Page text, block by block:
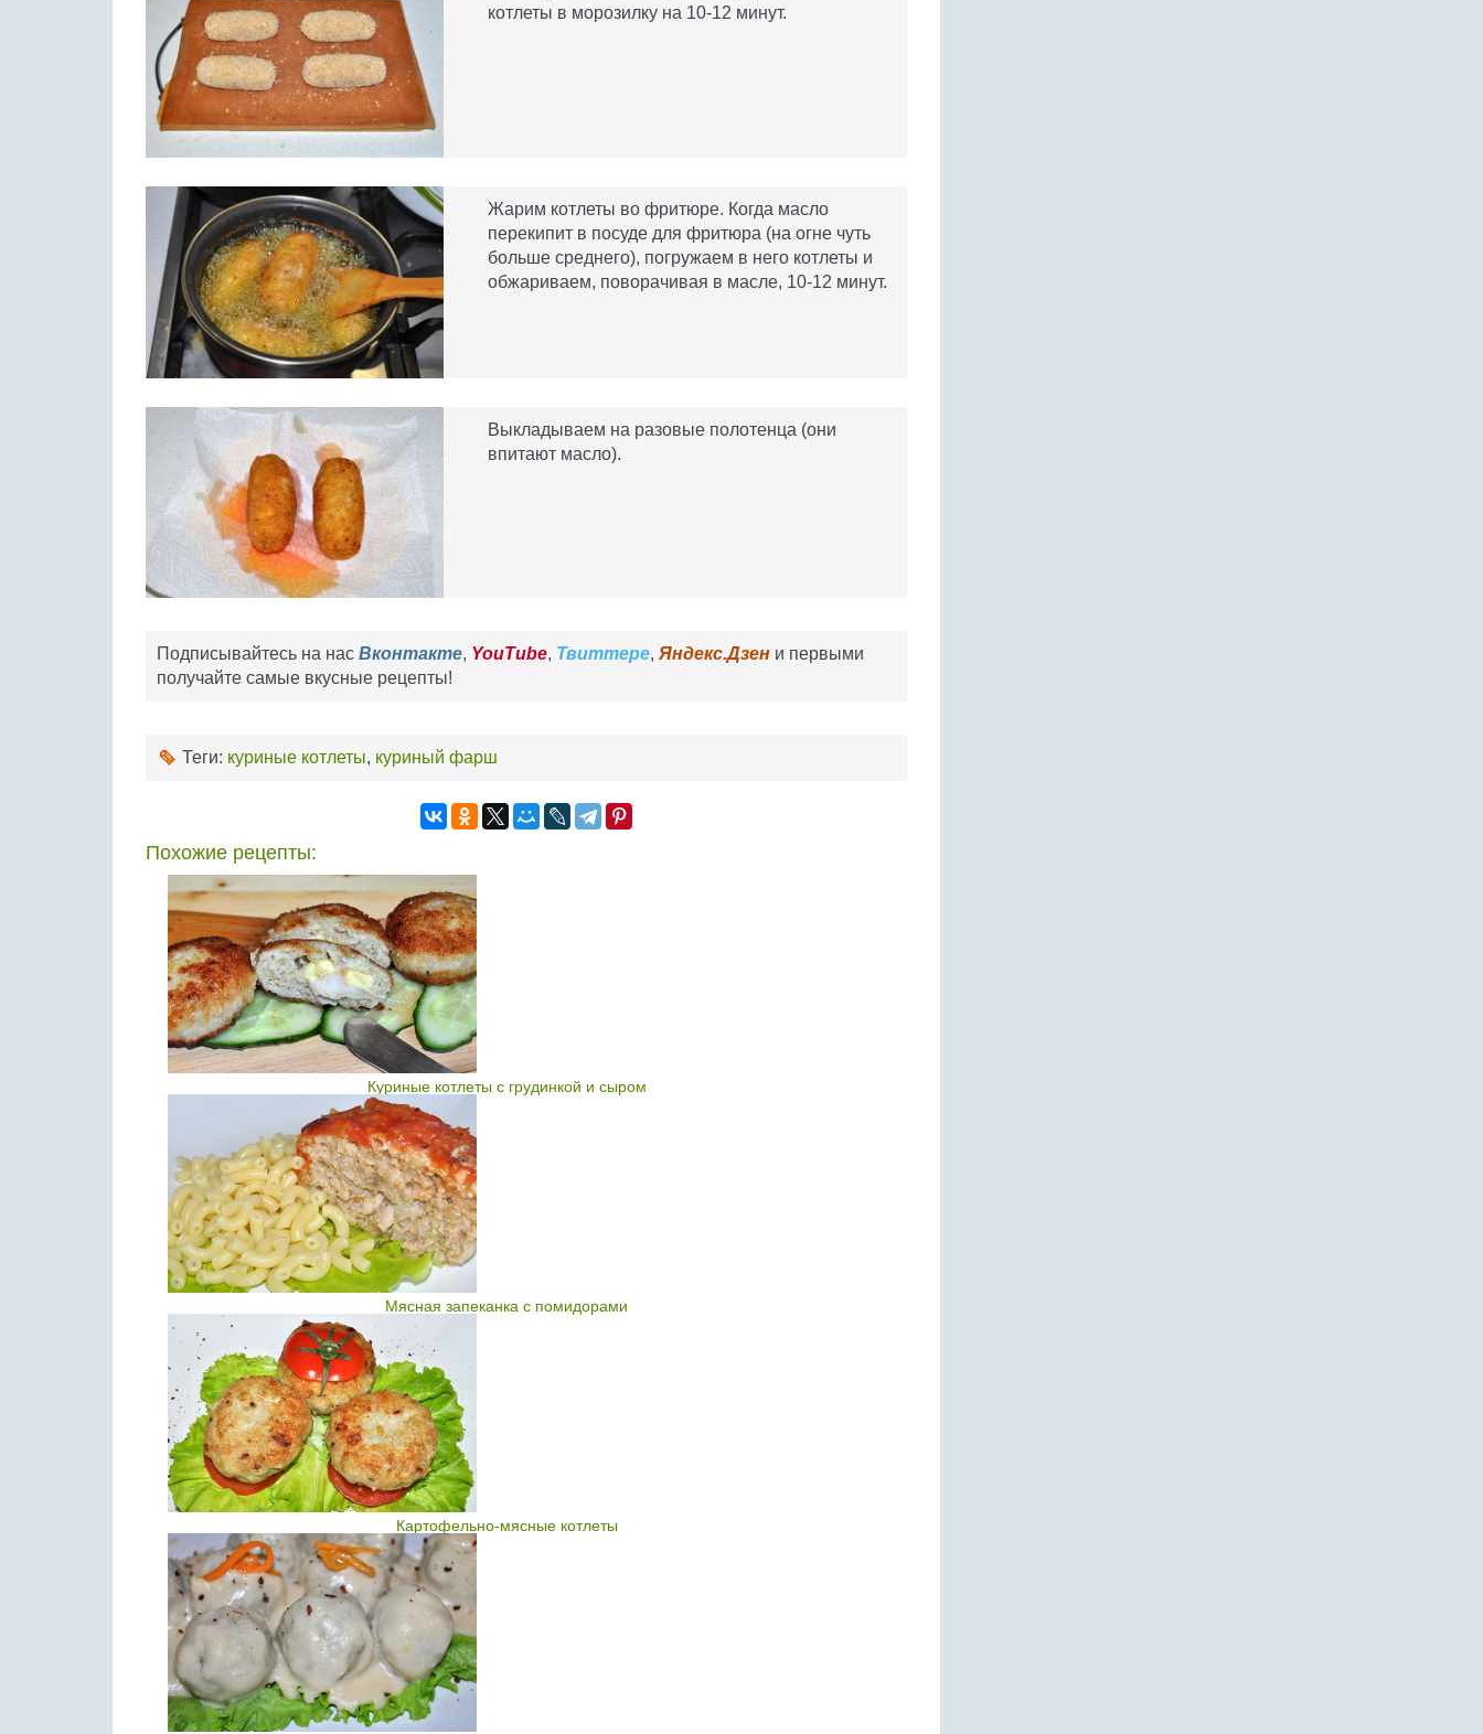
котлеты в морозилку на 10-12 минут.
Жарим котлеты во фритюре. Когда масло
перекипит в посуде для фритюра (на огне чуть
больше среднего), погружаем в него котлеты и
обжариваем, поворачивая в масле, 10-12 минут.
Выкладываем на разовые полотенца (они
впитают масло).
Подписывайтесь на нас Вконтакте, YouTube, Твиттере, Яндекс.Дзен и первыми
получайте самые вкусные рецепты!
Теги: куриные котлеты, куриный фарш
Похожие рецепты:
Куриные котлеты с грудинкой и сыром
Мясная запеканка с помидорами
Картофельно-мясные котлеты